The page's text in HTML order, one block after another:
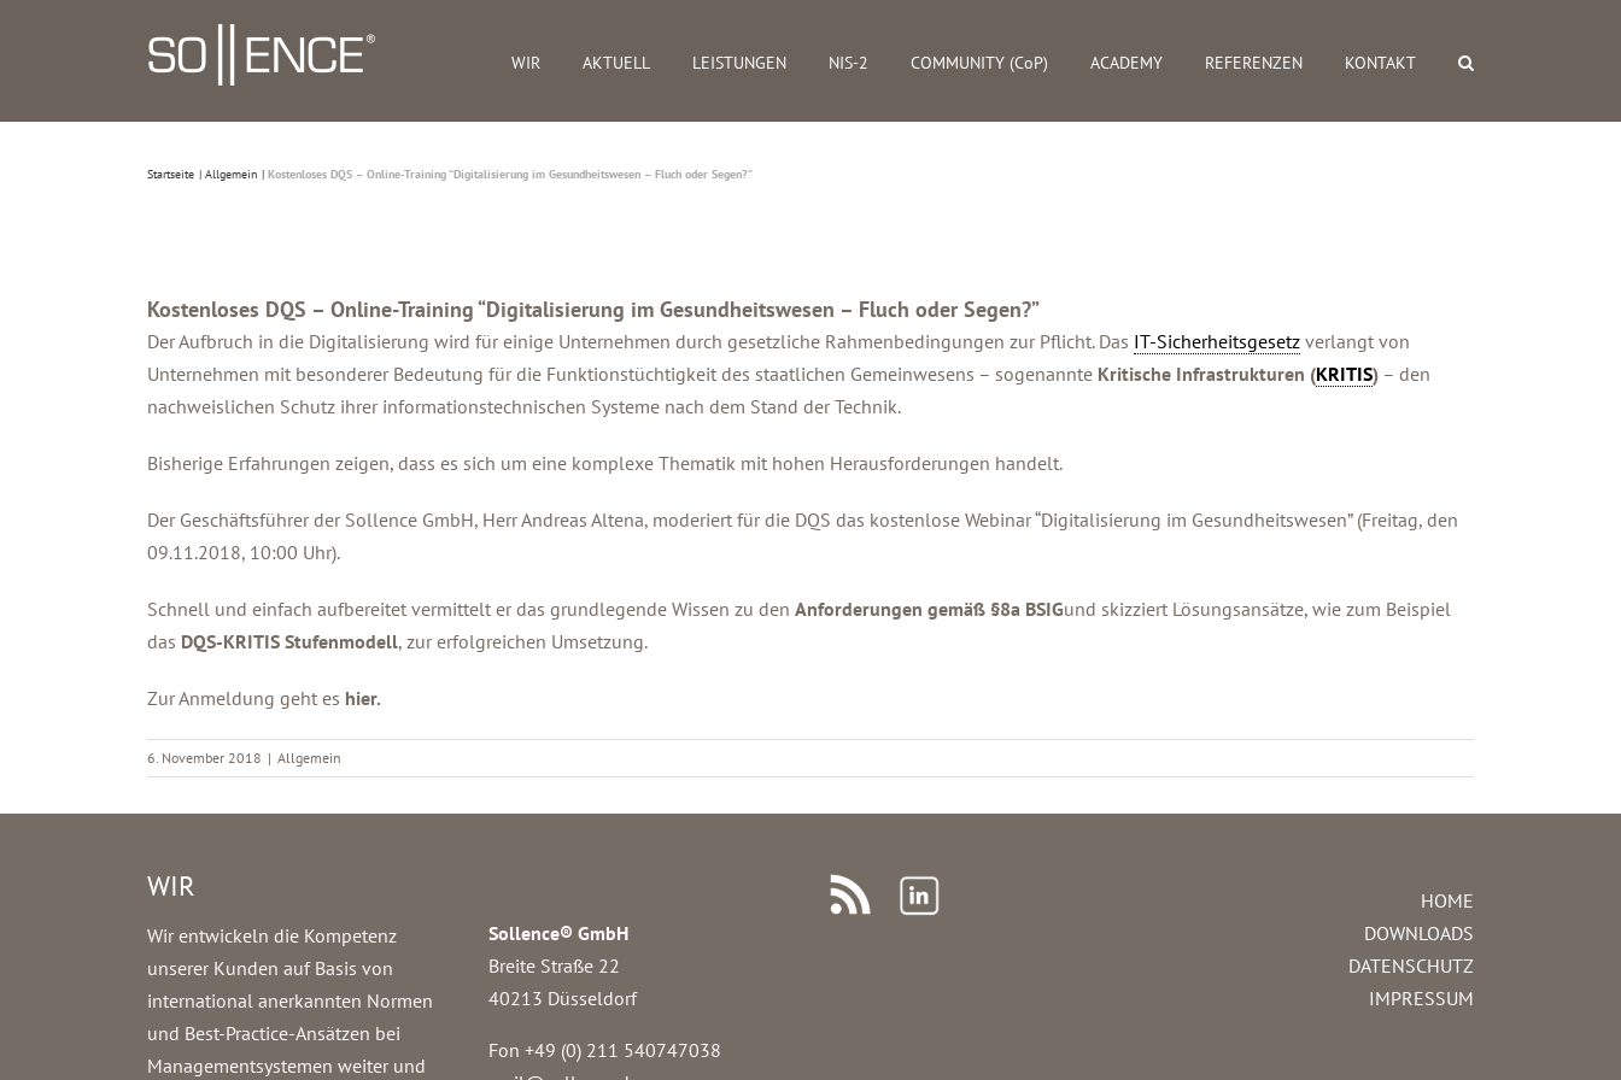
WIR AKTUELL LEISTUNGEN NIS-2 COMMUNITY (CoP) ACADEMY REFERENZEN KONTAKT
Startseite Allgemein Kostenloses DQS – Online-Training “Digitalisierung im Gesundheitswesen – Fluch oder Segen?”
Kostenloses DQS – Online-Training “Digitalisierung im Gesundheitswesen – Fluch oder Segen?”
Der Aufbruch in die Digitalisierung wird für einige Unternehmen durch gesetzliche Rahmenbedingungen zur Pflicht. Das IT-Sicherheitsgesetz verlangt von
Unternehmen mit besonderer Bedeutung für die Funktionstüchtigkeit des staatlichen Gemeinwesens – sogenannte Kritische Infrastrukturen (KRITIS) – den
nachweislichen Schutz ihrer informationstechnischen Systeme nach dem Stand der Technik.
Bisherige Erfahrungen zeigen, dass es sich um eine komplexe Thematik mit hohen Herausforderungen handelt.
Der Geschäftsführer der Sollence GmbH, Herr Andreas Altena, moderiert für die DQS das kostenlose Webinar “Digitalisierung im Gesundheitswesen” (Freitag, den
09.11.2018, 10:00 Uhr).
Schnell und einfach aufbereitet vermittelt er das grundlegende Wissen zu den Anforderungen gemäß §8a BSIGund skizziert Lösungsansätze, wie zum Beispiel
das DQS-KRITIS Stufenmodell, zur erfolgreichen Umsetzung.
Zur Anmeldung geht es hier.
6. November 2018 | Allgemein
WIR
Wir entwickeln die Kompetenz
unserer Kunden auf Basis von
international anerkannten Normen
und Best-Practice-Ansätzen bei
Managementsystemen weiter und
Sollence® GmbH
Breite Straße 22
40213 Düsseldorf
Fon +49 (0) 211 540747038‬
HOME
DOWNLOADS
DATENSCHUTZ
IMPRESSUM